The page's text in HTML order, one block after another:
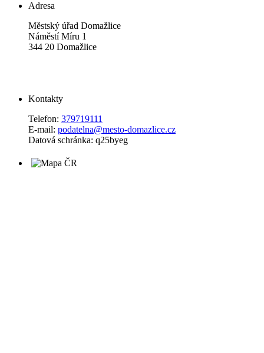
Adresa
Městský úřad Domažlice
Náměstí Míru 1
344 20 Domažlice
Kontakty
Telefon: 379719111
E-mail: podatelna@mesto-domazlice.cz
Datová schránka: q25byeg